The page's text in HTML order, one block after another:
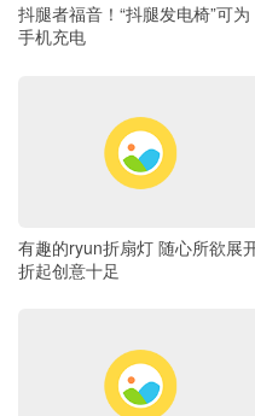
抖腿者福音！“抖腿发电椅”可为
手机充电
有趣的ryun折扇灯 随心所欲展
折起创意十足